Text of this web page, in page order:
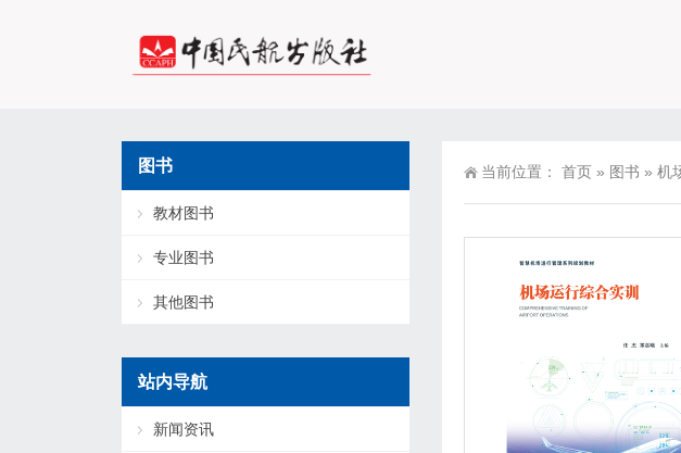
当前位置： 首页 » 图书 » 机
图书
教材图书
专业图书
其他图书
站内导航
新闻资讯